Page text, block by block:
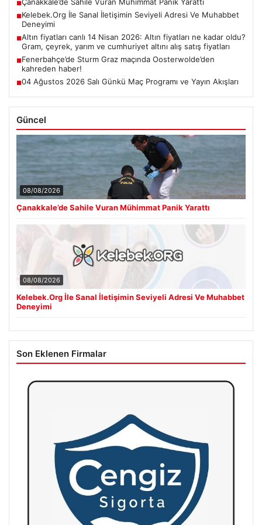
■
■Kelebek.Org İle Sanal İletişimin Seviyeli Adresi Ve Muhabbet
Deneyimi
■Altın fiyatları canlı 14 Nisan 2026: Altın fiyatları ne kadar oldu?
Gram, çeyrek, yarım ve cumhuriyet altını alış satış fiyatları
■Fenerbahçe’de Sturm Graz maçında Oosterwolde’den
kahreden haber!
■04 Ağustos 2026 Salı Günkü Maç Programı ve Yayın Akışları
Güncel
08/08/2026
Çanakkale’de Sahile Vuran Mühimmat Panik Yarattı
08/08/2026
Kelebek.Org İle Sanal İletişimin Seviyeli Adresi Ve Muhabbet
Deneyimi
Son Eklenen Firmalar